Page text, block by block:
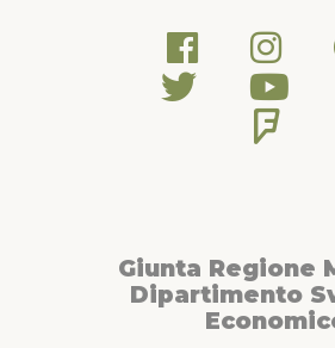
Giunta Regione
Dipartimento